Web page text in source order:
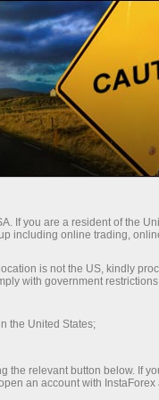
Analytical Reviews
PM
Trading
– 4 août
pour le Yen
If you are a resident of the
including online trading,
is not the US, kindly
with government
the United States;
the relevant button below. If
an account with InstaForex